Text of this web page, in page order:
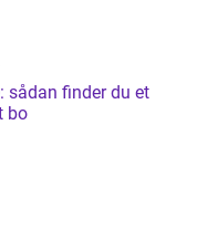
sådan finder du et
bo